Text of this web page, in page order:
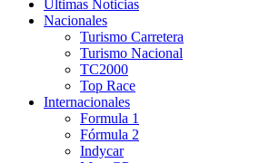
Últimas Noticias
Nacionales
Turismo Carretera
Turismo Nacional
TC2000
Top Race
Internacionales
Formula 1
Fórmula 2
Indycar